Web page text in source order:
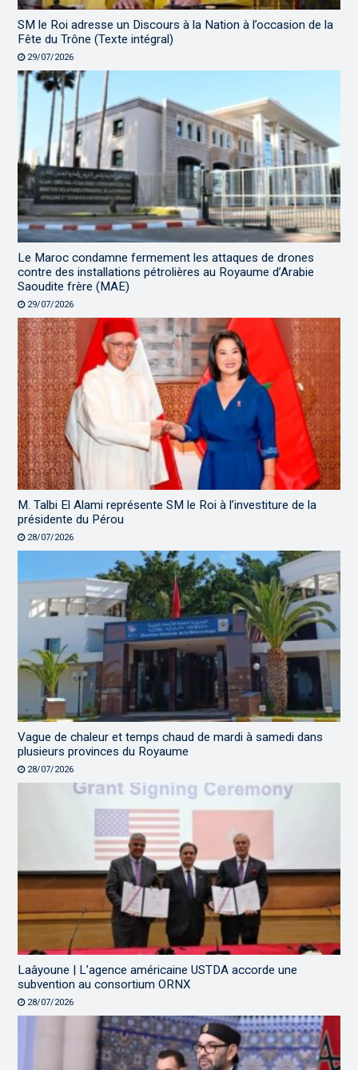
SM le Roi adresse un Discours à la Nation à l’occasion de la
Fête du Trône (Texte intégral)
29/07/2026
Le Maroc condamne fermement les attaques de drones
contre des installations pétrolières au Royaume d’Arabie
Saoudite frère (MAE)
29/07/2026
M. Talbi El Alami représente SM le Roi à l’investiture de la
présidente du Pérou
28/07/2026
Vague de chaleur et temps chaud de mardi à samedi dans
plusieurs provinces du Royaume
28/07/2026
Laâyoune | L’agence américaine USTDA accorde une
subvention au consortium ORNX
28/07/2026